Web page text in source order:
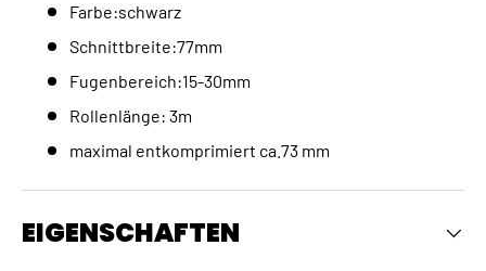
Farbe:schwarz
Schnittbreite:77mm
Fugenbereich:15-30mm
Rollenlänge: 3m
maximal entkomprimiert ca.73 mm
EIGENSCHAFTEN